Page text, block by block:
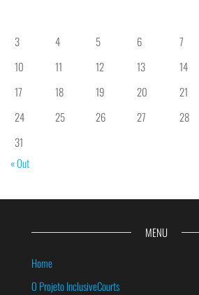
3
4 5 6 7
10
11 12 13 14
17
18 19 20 21
24
25 26 27 28
31
« Out
MENU
Home
O Projeto InclusiveCourts